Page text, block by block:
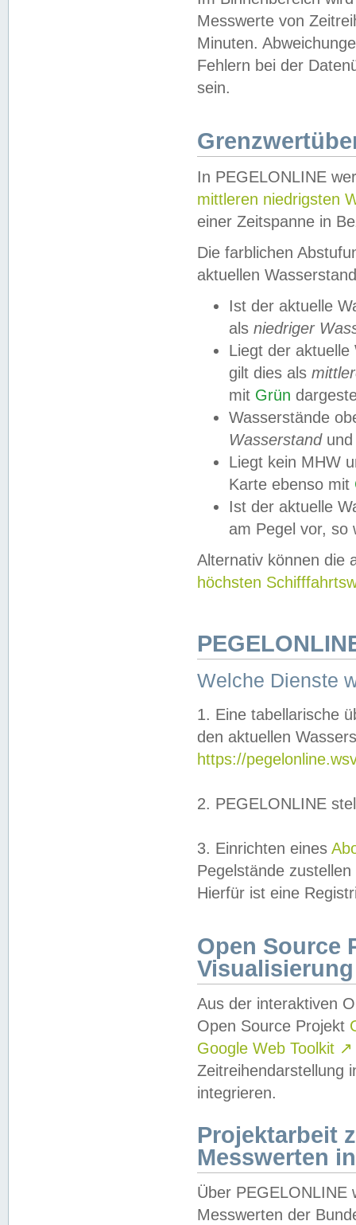
Messwerte von
Minuten.
Fehlern bei der
sein.
In PEGELONLINE
mittleren niedrigsten
einer Zeitspanne in
Die farblichen
aktuellen
Ist der aktuelle
als niedriger
Liegt der
gilt dies als
mit Grün
Wasserstände
Wasserstandund
Liegt kein MHW
Karte ebenso mit
Ist der aktuelle
am Pegel vor,
Alternativ können die
höchsten
Welche Dienste
1. Eine tabellarische
den aktuellen
https://
2. PEGELONLINE
3. Einrichten eines
Pegelstände
Hierfür ist eine
Open Source
Visualisierung
Aus der interaktiven
Open Source Projekt
Google Web Toolkit ↗
Zeitreihendarstellung
integrieren.
Projektarbeit
Messwerten
Über PEGELONLINE
Messwerten der